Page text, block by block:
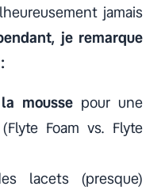
jamais
je remarque
moussepour une
Foam vs. Flyte
lacets (presque)